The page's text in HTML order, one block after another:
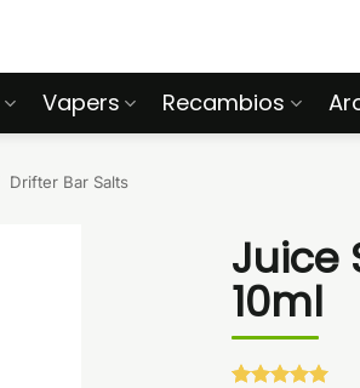
Vapers Recambios
Drifter Bar Salts
Juice
10ml